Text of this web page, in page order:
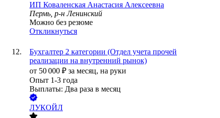
ИП Коваленская Анастасия Алексеевна
Пермь, р-н Ленинский
Можно без резюме
Откликнуться
Бухгалтер 2 категории (Отдел учета прочей
реализации на внутренний рынок)
от 50 000 ₽ за месяц, на руки
Опыт 1-3 года
Выплаты: Два раза в месяц
ЛУКОЙЛ